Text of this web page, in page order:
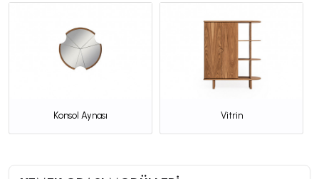
Vitrin Bar Sandalyeleri